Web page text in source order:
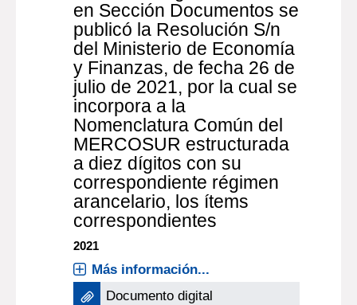
Más información...
Documento digital
documento electrónico
FE DE ERRATAS En el
Diario Oficial Nº 30.738 de
fecha 3 de agosto de 2021,
en Sección Documentos se
publicó la Resolución S/n
del Ministerio de Economía
y Finanzas, de fecha 26 de
julio de 2021, por la cual se